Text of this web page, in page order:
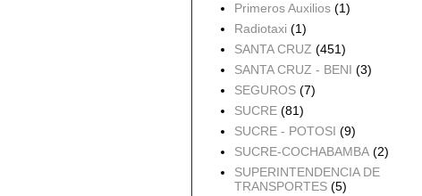
Primeros Auxilios (1)
Radiotaxi (1)
SANTA CRUZ (451)
SANTA CRUZ - BENI (3)
SEGUROS (7)
SUCRE (81)
SUCRE - POTOSI (9)
SUCRE-COCHABAMBA (2)
SUPERINTENDENCIA DE
TRANSPORTES (5)